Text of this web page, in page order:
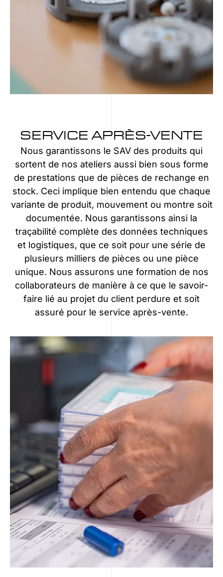
SERVICE APRÈS-VENTE
Nous garantissons le SAV des produits qui
sortent de nos ateliers aussi bien sous forme
de prestations que de pièces de rechange en
stock. Ceci implique bien entendu que chaque
variante de produit, mouvement ou montre soit
documentée. Nous garantissons ainsi la
traçabilité complète des données techniques
et logistiques, que ce soit pour une série de
plusieurs milliers de pièces ou une pièce
unique. Nous assurons une formation de nos
collaborateurs de manière à ce que le savoir-
faire lié au projet du client perdure et soit
assuré pour le service après-vente.